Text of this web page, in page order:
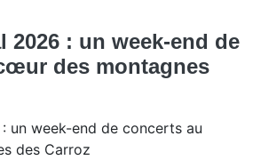
2026 : un week-end de
des montagnes
un week-end de concerts au
des Carroz